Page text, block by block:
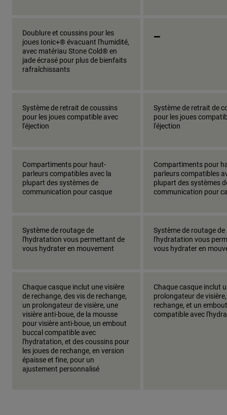
Doublure et coussins pour les
joues Ionic+® évacuant l'humidité,
avec matériau Stone Cold® en
jade écrasé pour plus de bienfaits
rafraîchissants
_
Système de retrait de coussins
pour les joues compatible avec
l'éjection
Système de retrait de
pour les joues
l'éjection
Compartiments pour haut-
parleurs compatibles avec la
plupart des systèmes de
communication pour casque
Compartiments pour
parleurs compatibles
plupart des systèmes
communication pour
Système de routage de
l'hydratation vous permettant de
vous hydrater en mouvement
Système de routage de
l'hydratation vous
vous hydrater en
Chaque casque inclut une visière
de rechange, des vis de rechange,
un prolongateur de visière, une
visière anti-boue, de la mousse
pour visière anti-boue, un embout
buccal compatible avec
l'hydratation, et des coussins pour
les joues de rechange, en version
épaisse et fine, pour un
ajustement personnalisé
Chaque casque inclut
prolongateur de
rechange, et un
compatible avec